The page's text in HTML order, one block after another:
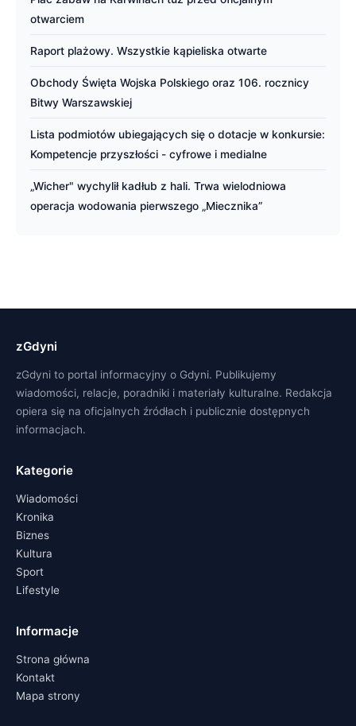
otwarciem
Raport plażowy. Wszystkie kąpieliska otwarte
Obchody Święta Wojska Polskiego oraz 106. rocznicy
Bitwy Warszawskiej
Lista podmiotów ubiegających się o dotacje w konkursie:
Kompetencje przyszłości - cyfrowe i medialne
„Wicher" wychylił kadłub z hali. Trwa wielodniowa
operacja wodowania pierwszego „Miecznika”
zGdyni
zGdyni to portal informacyjny o Gdyni. Publikujemy
wiadomości, relacje, poradniki i materiały kulturalne. Redakcja
opiera się na oficjalnych źródłach i publicznie dostępnych
informacjach.
Kategorie
Wiadomości
Kronika
Biznes
Kultura
Sport
Lifestyle
Informacje
Strona główna
Kontakt
Mapa strony